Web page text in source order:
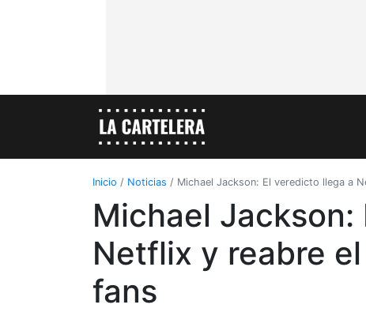
Inicio / Noticias / Michael Jackson: El veredicto llega a
Michael
Netflix y reabre
fans